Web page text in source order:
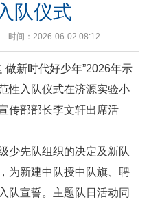
队仪式
时间：2026-06-02 08:12
做新时代好少年”2026年示
性入队仪式在济源实验小
传部部长李文轩出席活
少先队组织的决定及新队
为新建中队授中队旗、聘
队宣誓。主题队日活动同